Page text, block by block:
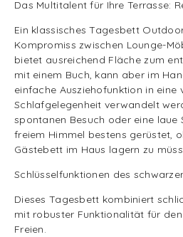
Das Multitalent für Ihre Terrasse:
Ein klassisches Tagesbett
Kompromiss zwischen Lounge-
bietet ausreichend Fläche zum
mit einem Buch, kann aber im
einfache Ausziehofunktion in eine
Schlafgelegenheit verwandelt
spontanen Besuch oder eine laue
freiem Himmel bestens gerüstet,
Gästebett im Haus lagern zu
Schlüsselfunktionen des
Dieses Tagesbett kombiniert
mit robuster Funktionalität für
Freien.